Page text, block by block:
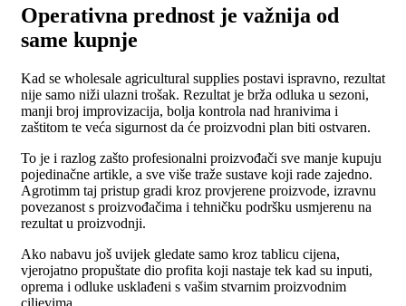
Operativna prednost je važnija od
same kupnje
Kad se wholesale agricultural supplies postavi ispravno, rezultat
nije samo niži ulazni trošak. Rezultat je brža odluka u sezoni,
manji broj improvizacija, bolja kontrola nad hranivima i
zaštitom te veća sigurnost da će proizvodni plan biti ostvaren.
To je i razlog zašto profesionalni proizvođači sve manje kupuju
pojedinačne artikle, a sve više traže sustave koji rade zajedno.
Agrotimm taj pristup gradi kroz provjerene proizvode, izravnu
povezanost s proizvođačima i tehničku podršku usmjerenu na
rezultat u proizvodnji.
Ako nabavu još uvijek gledate samo kroz tablicu cijena,
vjerojatno propuštate dio profita koji nastaje tek kad su inputi,
oprema i odluke usklađeni s vašim stvarnim proizvodnim
ciljevima.